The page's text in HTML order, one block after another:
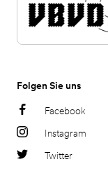
Folgen Sie uns
Facebook
Instagram
Twitter